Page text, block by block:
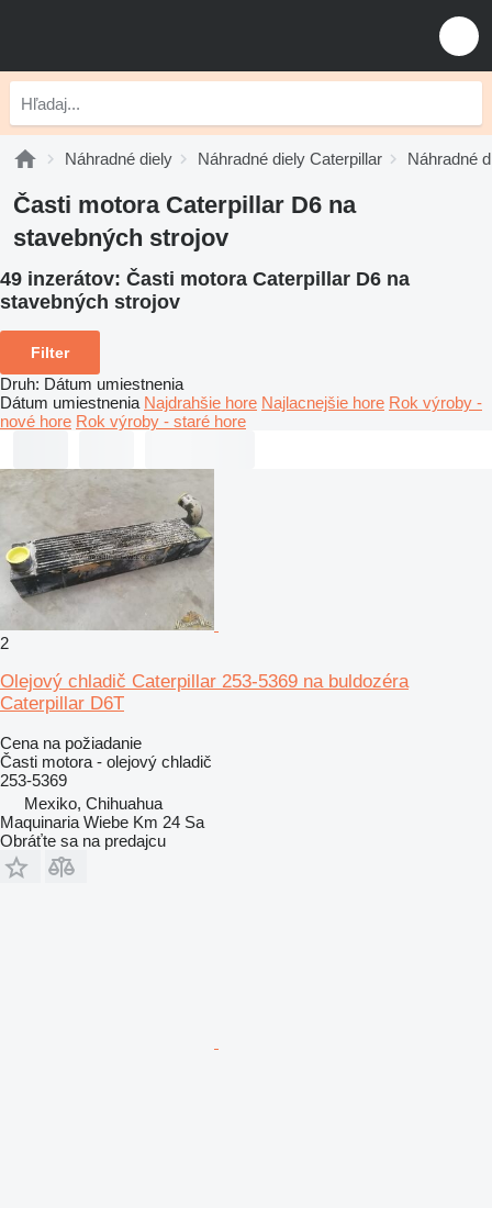
Náhradné diely Náhradné diely Caterpillar Náhradné
Časti motora Caterpillar D6 na
stavebných strojov
49 inzerátov: Časti motora Caterpillar D6 na
stavebných strojov
Filter
Druh: Dátum umiestnenia
Dátum umiestnenia Najdrahšie hore Najlacnejšie hore Rok výroby -
nové hore Rok výroby - staré hore
2
Olejový chladič Caterpillar 253-5369 na buldozéra
Caterpillar D6T
Cena na požiadanie
Časti motora - olejový chladič
253-5369
Mexiko, Chihuahua
Maquinaria Wiebe Km 24 Sa
Obráťte sa na predajcu